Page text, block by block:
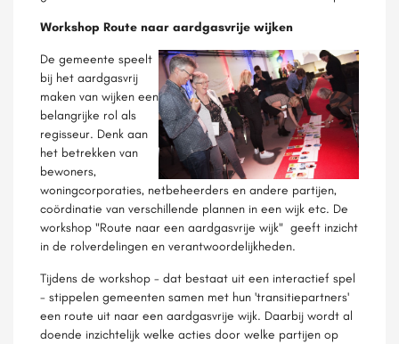
Workshop Route naar aardgasvrije wijken
De gemeente speelt
bij het aardgasvrij
maken van wijken een
belangrijke rol als
regisseur. Denk aan
het betrekken van
bewoners,
woningcorporaties, netbeheerders en andere partijen,
coördinatie van verschillende plannen in een wijk etc. De
workshop "Route naar een aardgasvrije wijk" geeft inzicht
in de rolverdelingen en verantwoordelijkheden.
Tijdens de workshop - dat bestaat uit een interactief spel
- stippelen gemeenten samen met hun 'transitiepartners'
een route uit naar een aardgasvrije wijk. Daarbij wordt al
doende inzichtelijk welke acties door welke partijen op